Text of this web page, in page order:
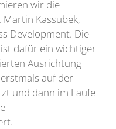
wir die
Martin Kassubek,
Development. Die
dafür ein wichtiger
Ausrichtung
auf der
und dann im Laufe